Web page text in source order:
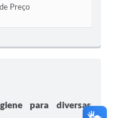
Preço
para diversas